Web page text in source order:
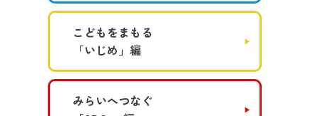
こどもをまもる
「いじめ」編
みらいへつなぐ